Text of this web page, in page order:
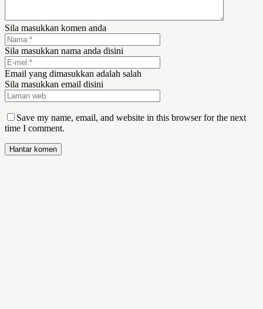
Sila masukkan komen anda
Sila masukkan nama anda disini
Email yang dimasukkan adalah salah
Sila masukkan email disini
Save my name, email, and website in this browser for the next
time I comment.